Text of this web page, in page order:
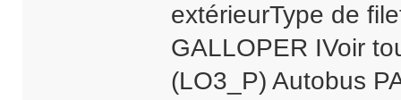
extérieurType de
GALLOPER IVoir
(LO3_P) Autobus